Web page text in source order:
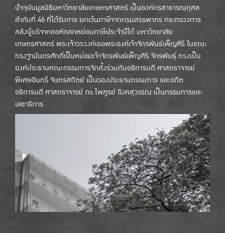
ปัจจุบันมูลนิธิมหาวิทยาลัยเกษตรศาสตร์ เป็นองค์กรสาธารณกุศล
ลำดับที่ 46 ที่ได้รับการ ยกเว้นภาษีจากกรมสรรพากร กระทรวงการ
คลังผู้บริจาคขอหักลดหย่อนภาษีประจำปีได้ มหาวิทยาลัย
เกษตรศาสตร์ พระเจ้าวรวงค์เธอพระองค์เจ้าจักรพันธ์เพ็ญศิริ ในขณะ
ทรงฐานันดรศักดิ์เป็นหม่อมเจ้าจักรพันธ์เพ็ญศิริ จักรพันธุ์ ทรงเป็น
องค์ประธานคณะกรรมการจัดตั้งร่วมกับอธิการบดี ศาสตราจารย์
พิเศษอินทรี จันทรสถิตย์ เป็นรองประธานกรรมการ และอดีต
อธิการบดี ศาสตราจารย์ ดร.ไพฑูรย์ อิงคสุวรรณ เป็นกรรมการและ
เลขาธิการ